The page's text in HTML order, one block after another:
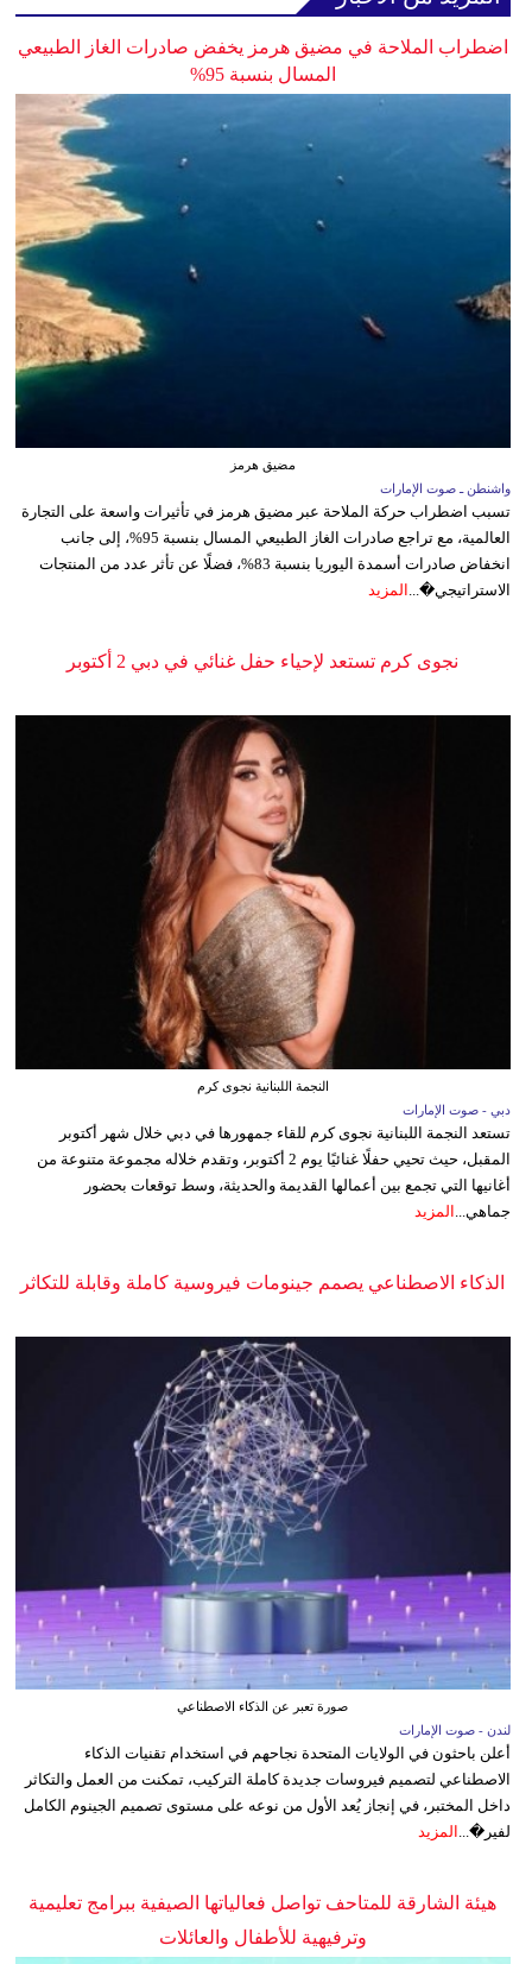
اضطراب الملاحة في مضيق هرمز يخفض صادرات الغاز الطبيعي
المسال بنسبة 95%
مضيق هرمز
واشنطن ـ صوت الإمارات
تسبب اضطراب حركة الملاحة عبر مضيق هرمز في تأثيرات واسعة على التجارة
العالمية، مع تراجع صادرات الغاز الطبيعي المسال بنسبة 95%، إلى جانب
انخفاض صادرات أسمدة اليوريا بنسبة 83%، فضلًا عن تأثر عدد من المنتجات
الاستراتيجي�...
المزيد
نجوى كرم تستعد لإحياء حفل غنائي في دبي 2 أكتوبر
النجمة اللبنانية نجوى كرم
دبي - صوت الإمارات
تستعد النجمة اللبنانية نجوى كرم للقاء جمهورها في دبي خلال شهر أكتوبر
المقبل، حيث تحيي حفلًا غنائيًا يوم 2 أكتوبر، وتقدم خلاله مجموعة متنوعة من
أغانيها التي تجمع بين أعمالها القديمة والحديثة، وسط توقعات بحضور
جماهي... المزيد
الذكاء الاصطناعي يصمم جينومات فيروسية كاملة وقابلة للتكاثر
صورة تعبر عن الذكاء الاصطناعي
لندن - صوت الإمارات
أعلن باحثون في الولايات المتحدة نجاحهم في استخدام تقنيات الذكاء
الاصطناعي لتصميم فيروسات جديدة كاملة التركيب، تمكنت من العمل والتكاثر
داخل المختبر، في إنجاز يُعد الأول من نوعه على مستوى تصميم الجينوم الكامل
لفير�... المزيد
هيئة الشارقة للمتاحف تواصل فعالياتها الصيفية ببرامج تعليمية
وترفيهية للأطفال والعائلات